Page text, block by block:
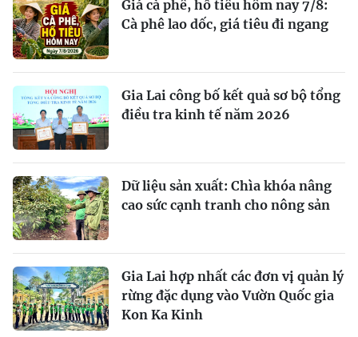
Giá cà phê, hồ tiêu hôm nay 7/8:
Cà phê lao dốc, giá tiêu đi ngang
Gia Lai công bố kết quả sơ bộ tổng
điều tra kinh tế năm 2026
Dữ liệu sản xuất: Chìa khóa nâng
cao sức cạnh tranh cho nông sản
Gia Lai hợp nhất các đơn vị quản lý
rừng đặc dụng vào Vườn Quốc gia
Kon Ka Kinh